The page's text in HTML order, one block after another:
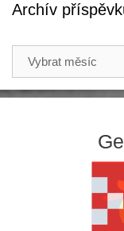
Archív
příspěvků